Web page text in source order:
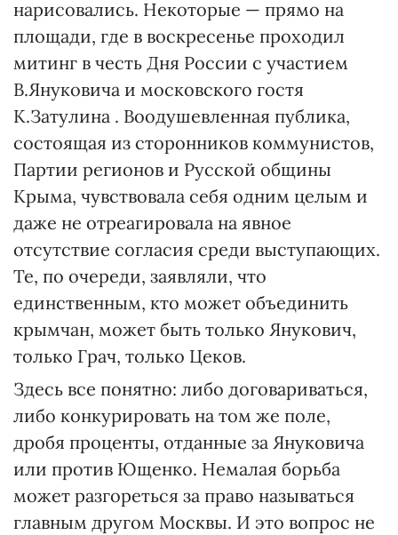
нарисовались. Некоторые — прямо на
площади, где в воскресенье проходил
митинг в честь Дня России с участием
В.Януковича и московского гостя
К.Затулина . Воодушевленная публика,
состоящая из сторонников коммунистов,
Партии регионов и Русской общины
Крыма, чувствовала себя одним целым и
даже не отреагировала на явное
отсутствие согласия среди выступающих.
Те, по очереди, заявляли, что
единственным, кто может объединить
крымчан, может быть только Янукович,
только Грач, только Цеков.
Здесь все понятно: либо договариваться,
либо конкурировать на том же поле,
дробя проценты, отданные за Януковича
или против Ющенко. Немалая борьба
может разгореться за право называться
главным другом Москвы. И это вопрос не